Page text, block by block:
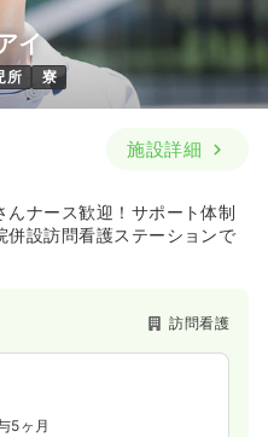
詳細を見る
イ
所 寮
施設詳細
んナース歓迎！サポート体制
設訪問看護ステーションで
訪問看護
5ヶ月